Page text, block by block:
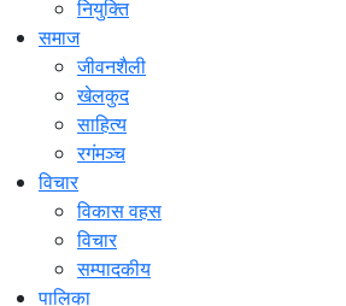
नियुक्ति
समाज
जीवनशैली
खेलकुद
साहित्य
रगंमञ्च
विचार
विकास वहस
विचार
सम्पादकीय
पालिका